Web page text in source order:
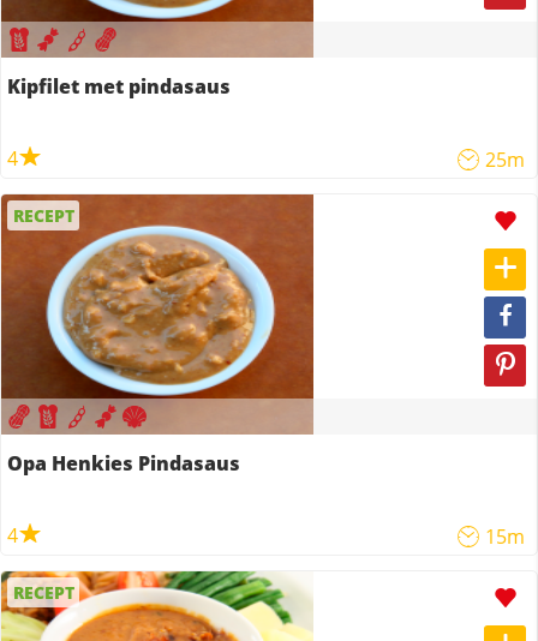
Kipfilet met pindasaus
4 25m
RECEPT
Opa Henkies Pindasaus
4 15m
RECEPT